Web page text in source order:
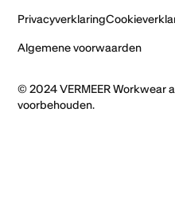
Privacyverklaring
Algemene voorwaarden
© 2024 VERMEER Workwear
voorbehouden.